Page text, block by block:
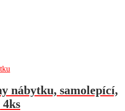
nábytku, samolepící,